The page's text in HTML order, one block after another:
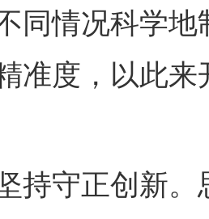
同情况科学
准度，以此
守正创新。